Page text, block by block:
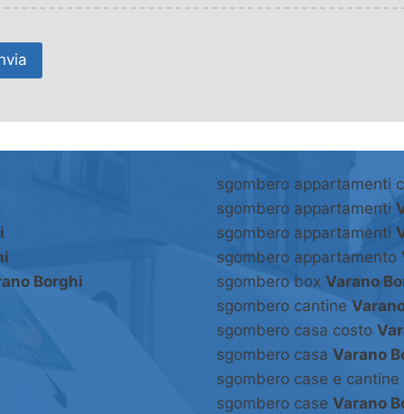
Borghi
sgombero appartamenti
sgombero appartamenti
sgombero appartamenti
sgombero appartamento
sgombero box Varano
sgombero cantine
sgombero casa costo
sgombero casa Varano
sgombero case e cantine
sgombero case Varano